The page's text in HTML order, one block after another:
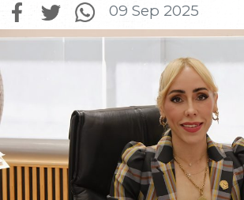
09 Sep 2025